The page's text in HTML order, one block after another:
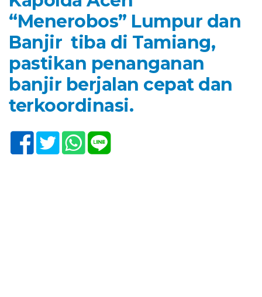
“Menerobos” Lumpur dan
Banjir tiba di Tamiang,
pastikan penanganan
banjir berjalan cepat dan
terkoordinasi.